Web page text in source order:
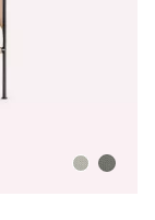
Mármol
Lopi